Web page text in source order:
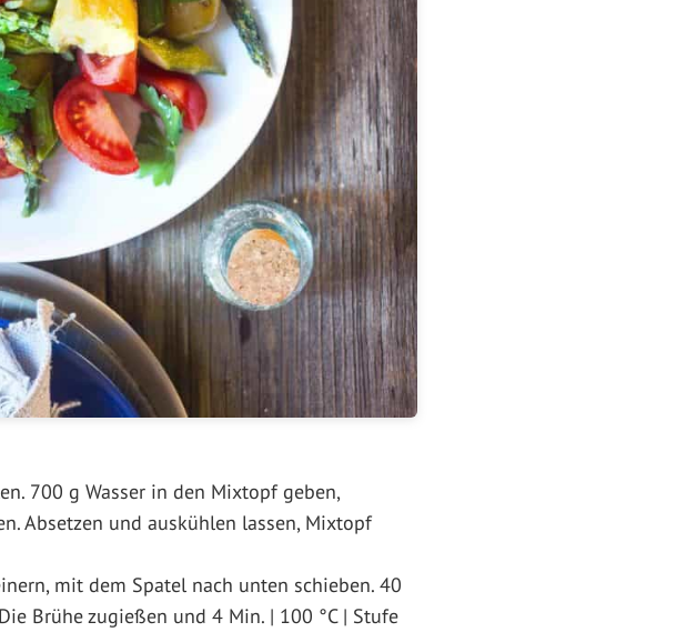
700 g Wasser in den Mixtopf geben,
Absetzen und auskühlen lassen, Mixtopf
mit dem Spatel nach unten schieben. 40
Brühe zugießen und 4 Min. | 100 °C | Stufe